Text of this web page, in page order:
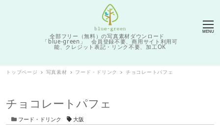
全部フリー（無料）の写真素材ダウンロード
「blue-green」 会員登録不要、商用サイト利用可
能、クレジット表記・リンク不要、加工OK
MENU
トップページ 写真素材 フード・ドリンク チョコレートパフェ
チョコレートパフェ
カテゴリー
フード・ドリンク タグ大阪